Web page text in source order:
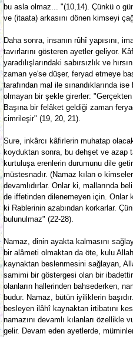
bu asla olmaz... "(10,14). Çünkü o
ve (itaata) arkasını dönen kimseyi
Daha sonra, insanın rûhî yapısını,
tavırlarını gösteren ayetler geliyor.
yaradılışlarındaki sabırsızlık ve
zaman ye'se düşer, feryad etmeye
tarafından mal ile sınandıklarında
olmayan bir şekle girerler: "Gerçekten
Başına bir felâket geldiği zaman
cimrileşir" (19, 20, 21).
Sure, inkârcı kâfirlerin muhatap
koyduktan sonra, bu dehşet ve azap
kurtuluşa erenlerin durumunu dile
müstesnadır. (Namaz kılan o
devamlıdırlar. Onlar ki, mallarında
de iffetinden dilenemeyen için. Onlar
ki Rablerinin azabından korkarlar.
bulunulmaz" (22-28).
Namaz, dinin ayakta kalmasını
bir alâmeti olmaktan da öte, kulu
kaynaktan beslenmesini sağlayan,
samimi bir göstergesi olan bir
olanların hallerinden bahsederken,
budur. Namaz, bütün iyiliklerin
besleyen ilâhî kaynaktan irtibatını
namazını devamlı kılanları özellikle
gelir. Devam eden ayetlerde,